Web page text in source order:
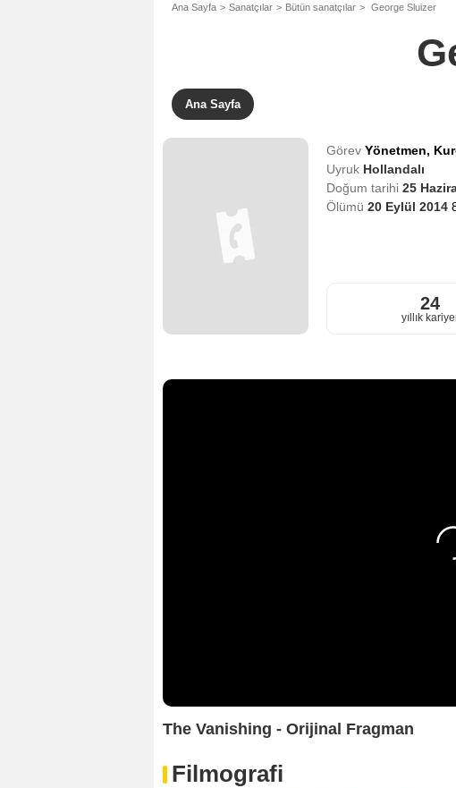
Ana Sayfa Sanatçılar Bütün sanatçılar George Sluizer
Ana Sayfa
Görev Yönetmen,
Uyruk Hollandalı
Doğum tarihi 25
Ölümü 20 Eylül 2014
24
yıllık
The Vanishing - Orijinal Fragman
Filmografi